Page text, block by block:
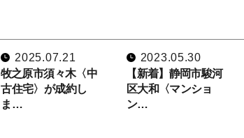
2025.07.21
牧之原市須々木〈中
古住宅〉が成約し
ま…
2023.05.30
【新着】静岡市駿河
区大和〈マンショ
ン…